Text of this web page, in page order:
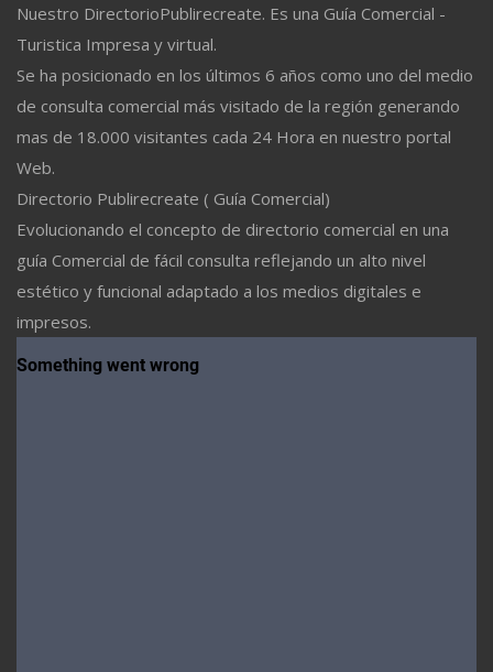
Nuestro DirectorioPublirecreate. Es una Guía Comercial -
Turistica Impresa y virtual.
Se ha posicionado en los últimos 6 años como uno del medio
de consulta comercial más visitado de la región generando
mas de 18.000 visitantes cada 24 Hora en nuestro portal
Web.
Directorio Publirecreate ( Guía Comercial)
Evolucionando el concepto de directorio comercial en una
guía Comercial de fácil consulta reflejando un alto nivel
estético y funcional adaptado a los medios digitales e
impresos.